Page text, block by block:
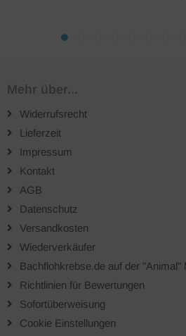
Mehr über...
Widerrufsrecht
Lieferzeit
Impressum
Kontakt
AGB
Datenschutz
Versandkosten
Wiederverkäufer
Bachflohkrebse.de auf der "Animal"
Richtlinien für Bewertungen
Sofortüberweisung
Cookie Einstellungen